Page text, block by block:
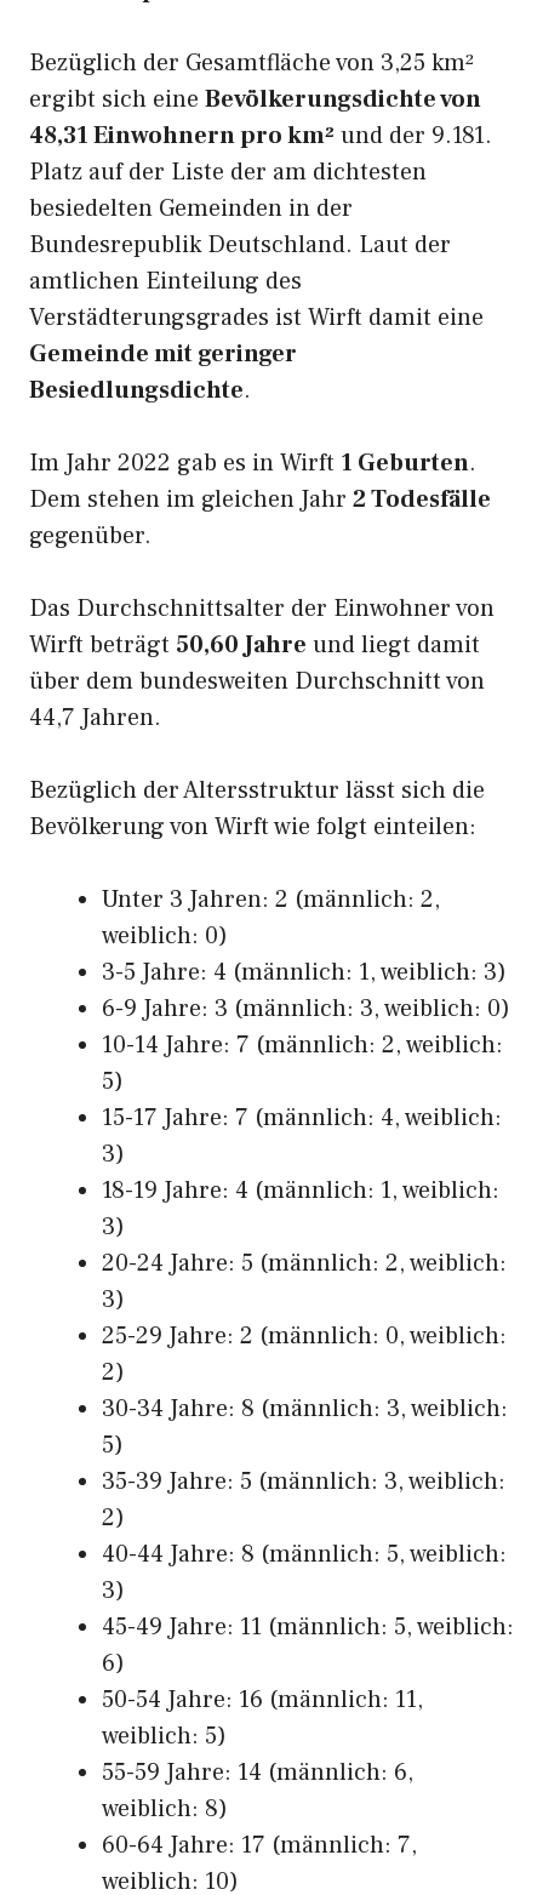
Bezüglich der Gesamtfläche von 3,25 km²
ergibt sich eine Bevölkerungsdichte von
48,31 Einwohnern pro km² und der 9.181.
Platz auf der Liste der am dichtesten
besiedelten Gemeinden in der
Bundesrepublik Deutschland. Laut der
amtlichen Einteilung des
Verstädterungsgrades ist Wirft damit eine
Gemeinde mit geringer
Besiedlungsdichte.
Im Jahr 2022 gab es in Wirft 1 Geburten.
Dem stehen im gleichen Jahr 2 Todesfälle
gegenüber.
Das Durchschnittsalter der Einwohner von
Wirft beträgt 50,60 Jahre und liegt damit
über dem bundesweiten Durchschnitt von
44,7 Jahren.
Bezüglich der Altersstruktur lässt sich die
Bevölkerung von Wirft wie folgt einteilen:
Unter 3 Jahren: 2 (männlich: 2,
weiblich: 0)
3-5 Jahre: 4 (männlich: 1, weiblich: 3)
6-9 Jahre: 3 (männlich: 3, weiblich: 0)
10-14 Jahre: 7 (männlich: 2, weiblich:
5)
15-17 Jahre: 7 (männlich: 4, weiblich:
3)
18-19 Jahre: 4 (männlich: 1, weiblich:
3)
20-24 Jahre: 5 (männlich: 2, weiblich:
3)
25-29 Jahre: 2 (männlich: 0, weiblich:
2)
30-34 Jahre: 8 (männlich: 3, weiblich:
5)
35-39 Jahre: 5 (männlich: 3, weiblich:
2)
40-44 Jahre: 8 (männlich: 5, weiblich:
3)
45-49 Jahre: 11 (männlich: 5, weiblich:
6)
50-54 Jahre: 16 (männlich: 11,
weiblich: 5)
55-59 Jahre: 14 (männlich: 6,
weiblich: 8)
60-64 Jahre: 17 (männlich: 7,
weiblich: 10)